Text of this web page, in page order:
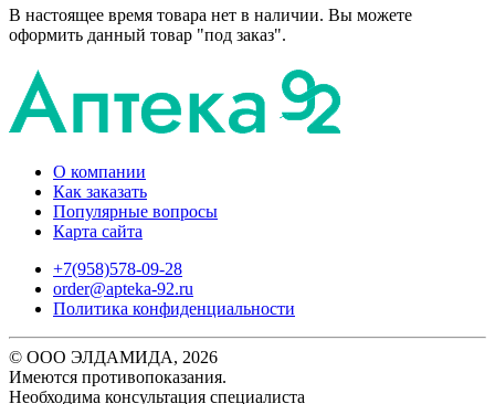
В настоящее время товара нет в наличии. Вы можете
оформить данный товар "под заказ".
О компании
Как заказать
Популярные вопросы
Карта сайта
+7(958)578-09-28
order@apteka-92.ru
Политика конфиденциальности
© ООО ЭЛДАМИДА, 2026
Имеются противопоказания.
Необходима консультация специалиста